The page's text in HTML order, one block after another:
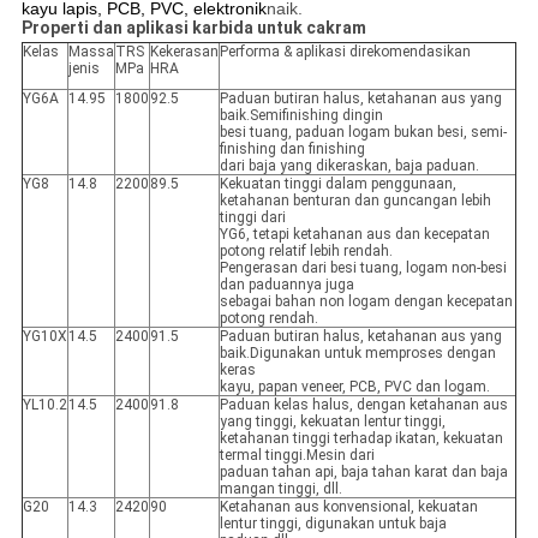
kayu lapis, PCB, PVC, elektroniknaik.
Properti dan aplikasi karbida untuk cakram
Kelas
Massa
jenis
TRS
MPa
Kekerasan
HRA
Performa & aplikasi direkomendasikan
YG6A 14.95 1800 92.5
Paduan butiran halus, ketahanan aus yang
baik.Semifinishing dingin
besi tuang, paduan logam bukan besi, semi-
finishing dan finishing
dari baja yang dikeraskan, baja paduan.
YG8
14.8 2200 89.5
Kekuatan tinggi dalam penggunaan,
ketahanan benturan dan guncangan lebih
tinggi dari
YG6, tetapi ketahanan aus dan kecepatan
potong relatif lebih rendah.
Pengerasan dari besi tuang, logam non-besi
dan paduannya juga
sebagai bahan non logam dengan kecepatan
potong rendah.
YG10X 14.5 2400 91.5
Paduan butiran halus, ketahanan aus yang
baik.Digunakan untuk memproses dengan
keras
kayu, papan veneer, PCB, PVC dan logam.
YL10.214.5 2400 91.8
Paduan kelas halus, dengan ketahanan aus
yang tinggi, kekuatan lentur tinggi,
ketahanan tinggi terhadap ikatan, kekuatan
termal tinggi.Mesin dari
paduan tahan api, baja tahan karat dan baja
mangan tinggi, dll.
G20
14.3 2420 90
Ketahanan aus konvensional, kekuatan
lentur tinggi, digunakan untuk baja